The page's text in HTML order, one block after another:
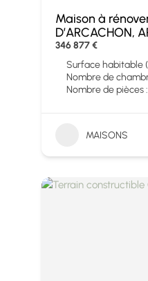
Maison à
D’ARCACHON,
346 877 €
Surface habitable
Nombre de
Nombre de pièces
MAISONS